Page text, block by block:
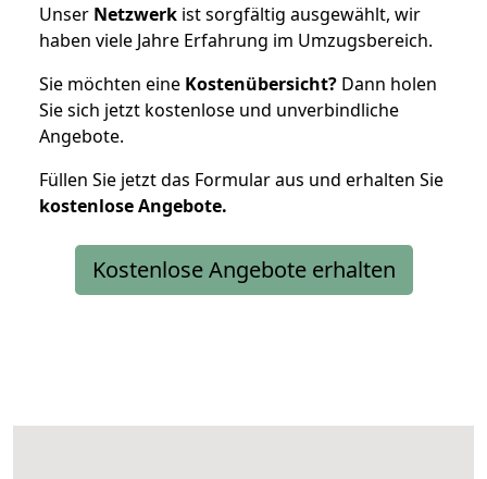
Unser Netzwerk ist sorgfältig ausgewählt, wir
haben viele Jahre Erfahrung im Umzugsbereich.
Sie möchten eine Kostenübersicht? Dann holen
Sie sich jetzt kostenlose und unverbindliche
Angebote.
Füllen Sie jetzt das Formular aus und erhalten Sie
kostenloseAngebote.
Kostenlose Angebote erhalten